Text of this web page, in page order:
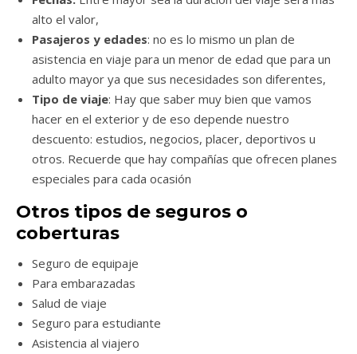
alto el valor,
Pasajeros y edades: no es lo mismo un plan de
asistencia en viaje para un menor de edad que para un
adulto mayor ya que sus necesidades son diferentes,
Tipo de viaje: Hay que saber muy bien que vamos
hacer en el exterior y de eso depende nuestro
descuento: estudios, negocios, placer, deportivos u
otros. Recuerde que hay compañías que ofrecen planes
especiales para cada ocasión
Otros tipos de seguros o
coberturas
Seguro de equipaje
Para embarazadas
Salud de viaje
Seguro para estudiante
Asistencia al viajero